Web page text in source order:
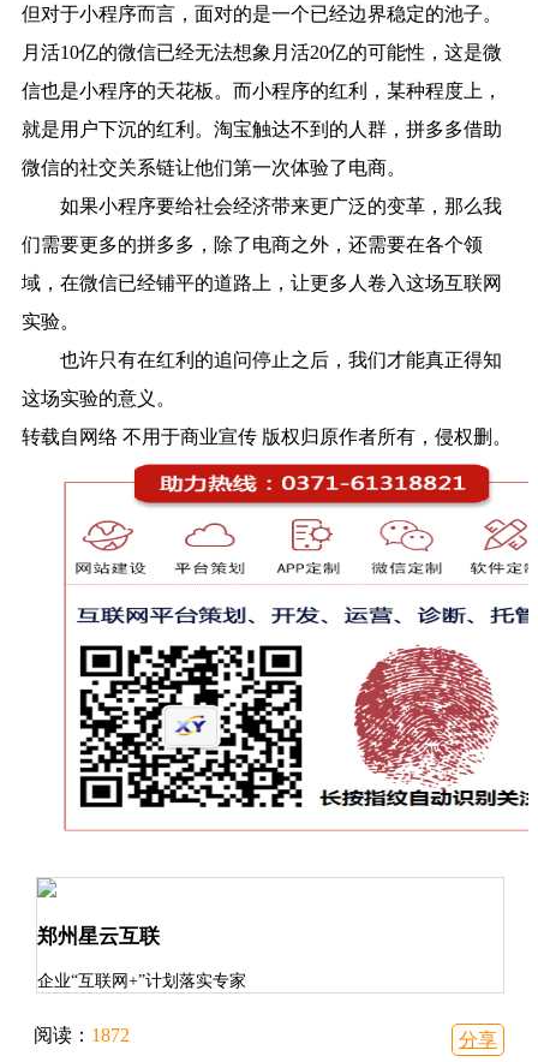
但对于小程序而言，面对的是一个已经边界稳定的池子。
月活10亿的微信已经无法想象月活20亿的可能性，这是微
信也是小程序的天花板。而小程序的红利，某种程度上，
就是用户下沉的红利。淘宝触达不到的人群，拼多多借助
微信的社交关系链让他们第一次体验了电商。
如果小程序要给社会经济带来更广泛的变革，那么我
们需要更多的拼多多，除了电商之外，还需要在各个领
域，在微信已经铺平的道路上，让更多人卷入这场互联网
实验。
也许只有在红利的追问停止之后，我们才能真正得知
这场实验的意义。
转载自网络 不用于商业宣传 版权归原作者所有，侵权删。
郑州星云互联
企业“互联网+”计划落实专家
阅读： 1872 分享